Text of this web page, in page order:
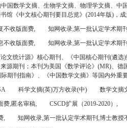
国数学文摘、生物学文摘、物理学文摘、中
馆《中文核心期刊要目总览》(2014年版)，成
不收版面费,
知网收录,第一批认定学术期
不收版面费,
知网收录,第一批认定学术期
文统计源》核心期刊、《中国核心期刊(遴选
源期刊；本刊为美国《数学评论》(MR)、
期刊指南》、《中国数学文摘》等国内外重
科学文摘(英)万方收录(中) 数学文摘
费,匿名审稿,
CSCD扩展（2019-2020）,
,
知网收录,第一批认定学术期刊,博士教授